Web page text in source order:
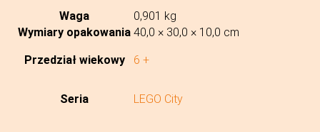
Waga
0,901 kg
Wymiary opakowania 40,0 × 30,0 × 10,0 cm
Przedział wiekowy 6 +
Seria LEGO City